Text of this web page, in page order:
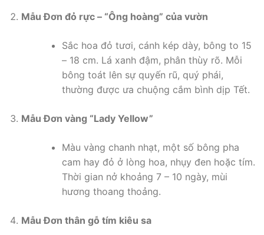
Mẫu Đơn đỏ rực – “Ông hoàng” của vườn
Sắc hoa đỏ tươi, cánh kép dày, bông to 15
– 18 cm. Lá xanh đậm, phân thùy rõ. Mỗi
bông toát lên sự quyến rũ, quý phái,
thường được ưa chuộng cắm bình dịp Tết.
Mẫu Đơn vàng “Lady Yellow”
Màu vàng chanh nhạt, một số bông pha
cam hay đỏ ở lòng hoa, nhụy đen hoặc tím.
Thời gian nở khoảng 7 – 10 ngày, mùi
hương thoang thoảng.
Mẫu Đơn thân gỗ tím kiêu sa